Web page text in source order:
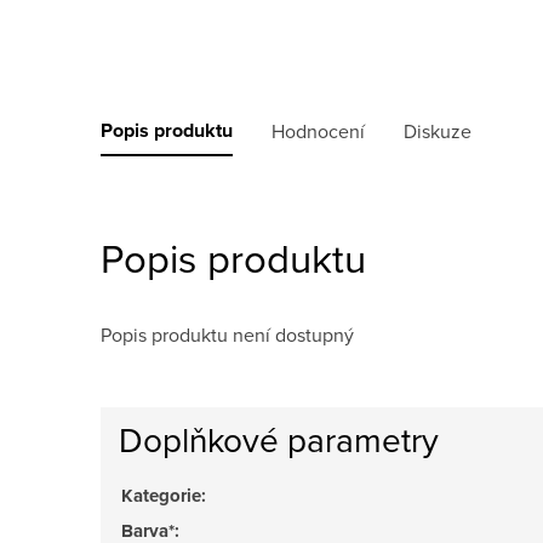
Popis produktu Hodnocení Diskuze
Popis produktu
Popis produktu není dostupný
Doplňkové parametry
Kategorie:
Barva*: